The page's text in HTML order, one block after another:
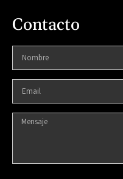
Contacto